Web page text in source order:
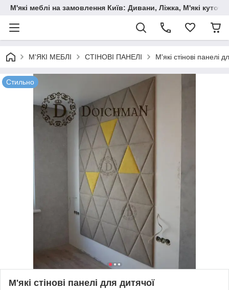
М'які меблі на замовлення Київ: Дивани, Ліжка, М'які
М'ЯКІ МЕБЛІ СТІНОВІ ПАНЕЛІ М'які стінові панелі
Стильно
М'які стінові панелі для дитячої